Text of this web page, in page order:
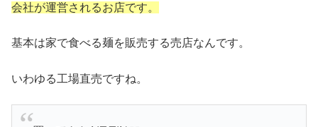
会社が運営されるお店です。
基本は家で食べる麺を販売する売店なんです。
いわゆる工場直売ですね。